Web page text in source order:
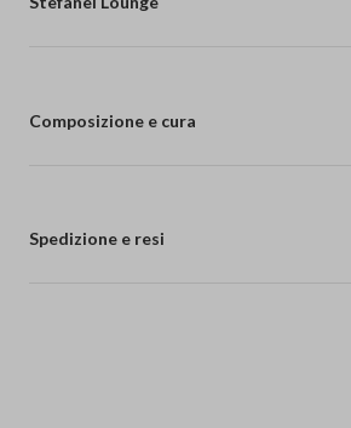
Composizione e cura
Spedizione e resi